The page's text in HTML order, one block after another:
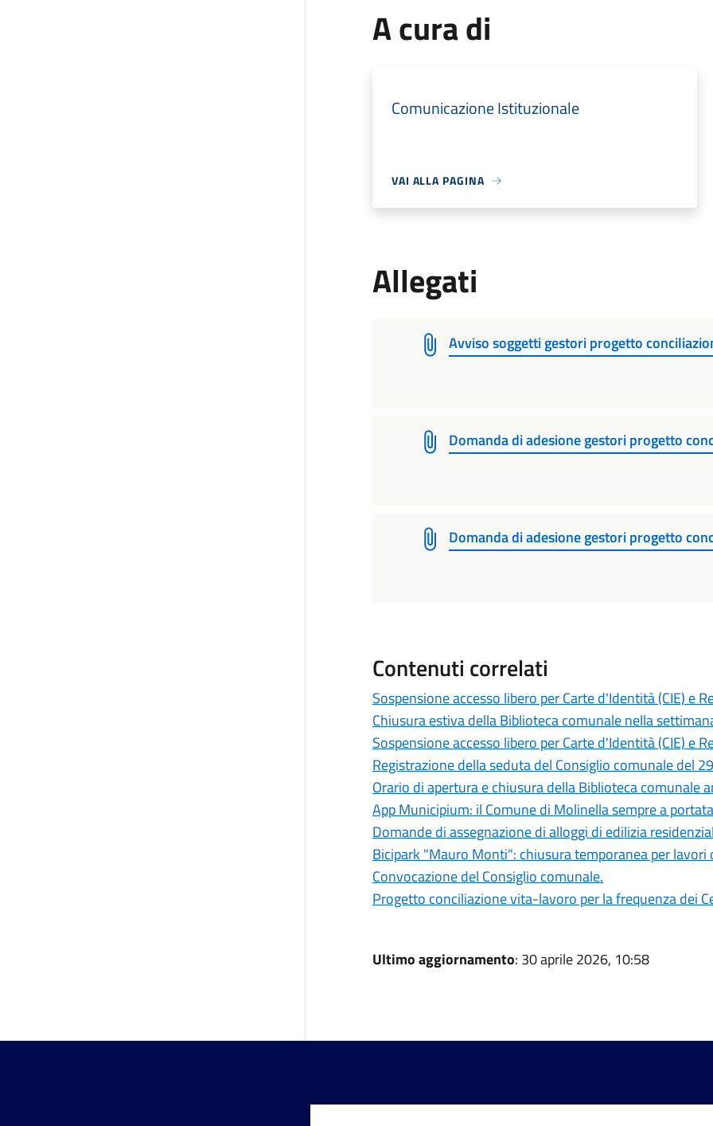
A cura di
Comunicazione Istituzionale
VAI ALLA PAGINA
Allegati
Avviso soggetti gestori progetto
Domanda di adesione gestori progetto
Domanda di adesione gestori progetto
Contenuti correlati
Sospensione accesso libero per Carte d'Identità (CIE) e
Chiusura estiva della Biblioteca comunale nella
Sospensione accesso libero per Carte d'Identità (CIE) e
Registrazione della seduta del Consiglio comunale del
Orario di apertura e chiusura della Biblioteca comunale
App Municipium: il Comune di Molinella sempre a
Domande di assegnazione di alloggi di edilizia
Bicipark "Mauro Monti": chiusura temporanea per
Convocazione del Consiglio comunale.
Progetto conciliazione vita-lavoro per la frequenza dei
Ultimo aggiornamento: 30 aprile 2026, 10:58